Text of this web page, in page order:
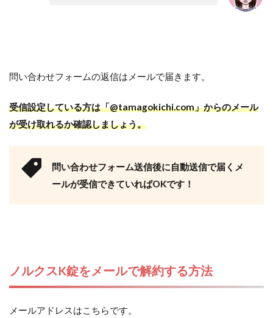
問い合わせフォームの返信はメールで届きます。
受信設定している方は「@tamagokichi.com」からのメール
が受け取れるか確認しましょう。
問い合わせフォーム送信後に自動送信で届くメ
ールが受信できていればOKです！
ノルクスK錠をメールで解約する方法
メールアドレスはこちらです。